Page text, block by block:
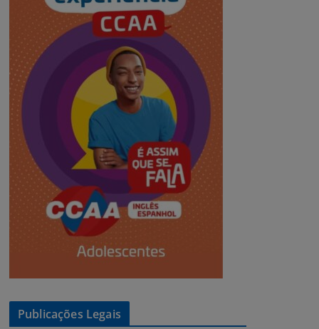
Publicações Legais